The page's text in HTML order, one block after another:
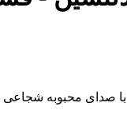
صدای محبوبه شجاعی و